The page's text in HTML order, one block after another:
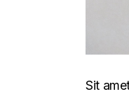
Sit